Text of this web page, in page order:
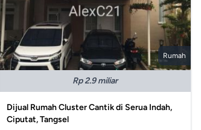
Rumah
Rp 2.9 miliar
Dijual Rumah Cluster Cantik di Serua Indah,
Ciputat, Tangsel